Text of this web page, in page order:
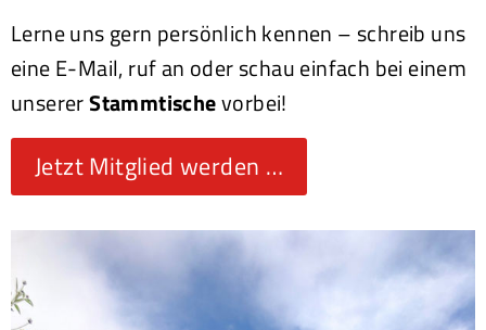
Lerne uns gern persönlich kennen – schreib uns
eine E-Mail, ruf an oder schau einfach bei einem
unsererStammtischevorbei!
Jetzt Mitglied werden …